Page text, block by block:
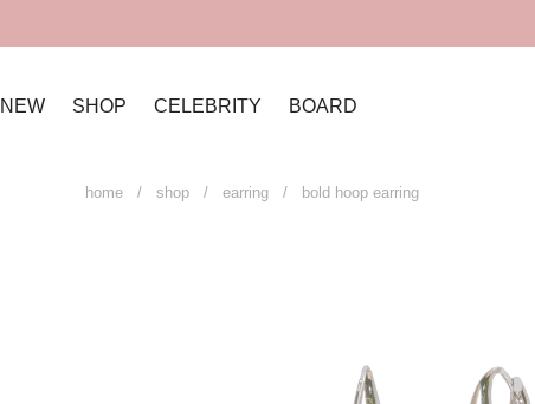
NEW SHOP CELEBRITY BOARD
home / shop / earring / bold hoop earring